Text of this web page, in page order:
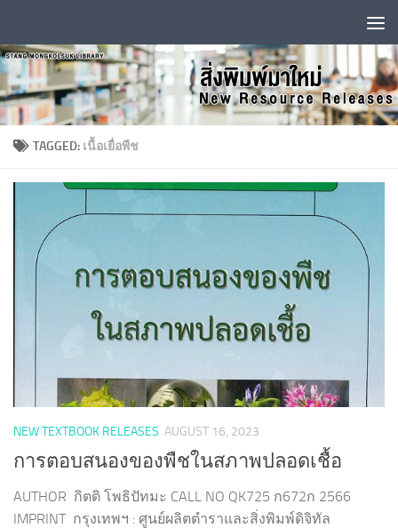
TAGGED: เนื้อเยื่อพืช
NEW TEXTBOOK RELEASES AUGUST 16, 2023
การตอบสนองของพืชในสภาพปลอดเชื้อ
AUTHOR กิตติ โพธิปัทมะ CALL NO QK725 ก672ก 2566
IMPRINT กรุงเทพฯ : ศูนย์ผลิตตำราและสิ่งพิมพ์ดิจิทัล